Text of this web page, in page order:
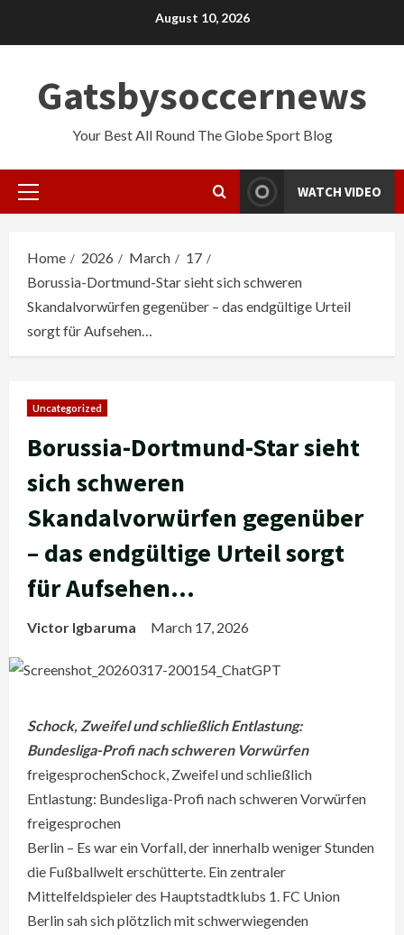
August 10, 2026
Gatsbysoccernews
Your Best All Round The Globe Sport Blog
Primary
WATCH VIDEO
Home 2026 March
17
Borussia-Dortmund-Star sieht sich schweren
Skandalvorwürfen gegenüber – das endgültige Urteil
sorgt für Aufsehen…
Uncategorized
Borussia-Dortmund-Star sieht
sich schweren
Skandalvorwürfen gegenüber
– das endgültige Urteil sorgt
für Aufsehen…
Victor Igbaruma March 17, 2026
Schock, Zweifel und schließlich Entlastung:
Bundesliga-Profi nach schweren Vorwürfen
freigesprochenSchock, Zweifel und schließlich
Entlastung: Bundesliga-Profi nach schweren Vorwürfen
freigesprochen
Berlin – Es war ein Vorfall, der innerhalb weniger Stunden
die Fußballwelt erschütterte. Ein zentraler
Mittelfeldspieler des Hauptstadtklubs 1. FC Union
Berlin sah sich plötzlich mit schwerwiegenden